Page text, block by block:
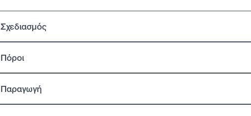
Σχεδιασμός
Πόροι
Παραγωγή